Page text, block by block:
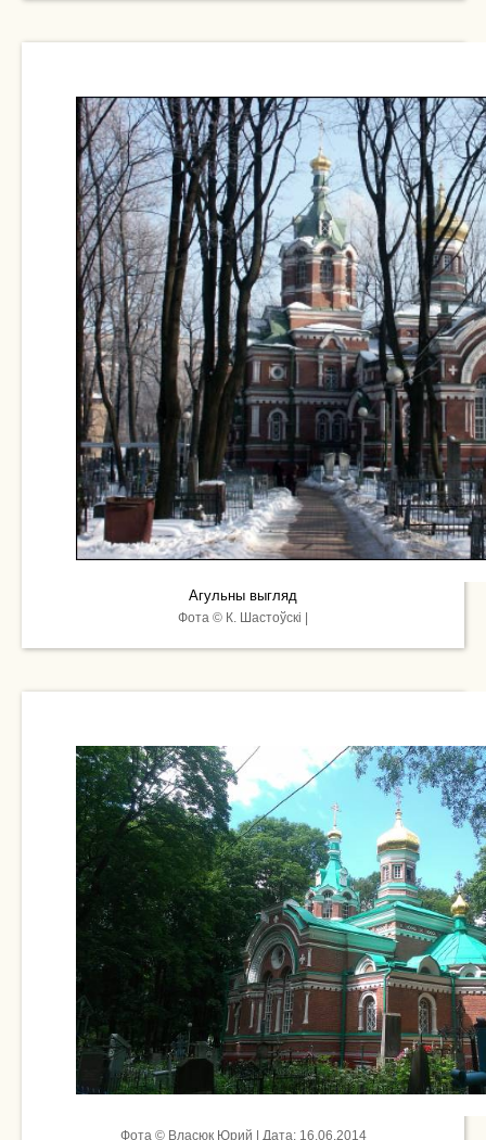
Агульны выгляд
Фота © К. Шастоўскі |
Фота © Власюк Юрий | Дата: 16.06.2014